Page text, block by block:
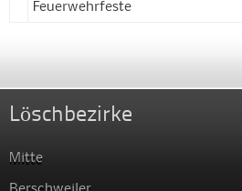
Feuerwehrfeste
Löschbezirke
Mitte